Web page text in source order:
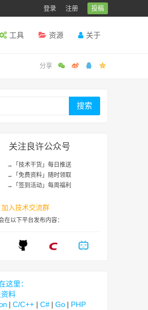
登录 注册 投稿
工具 资源 关于
搜索
关注良许公众号
→「技术干货」每日推送
→「免费资料」随时领取
→「签到活动」每周福利
入技术交流群
在以下平台发布内容：
这里：
料
| C/C++ | C#| Go | PHP